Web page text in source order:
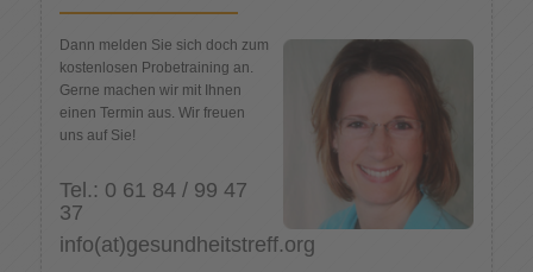
Dann melden Sie sich doch zum
kostenlosen Probetraining an.
Gerne machen wir mit Ihnen
einen Termin aus. Wir freuen
uns auf Sie!
Tel.: 0 61 84 / 99 47
37
info(at)gesundheitstreff.org